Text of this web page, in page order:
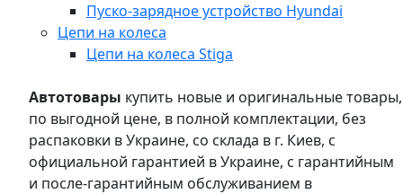
Пуско-зарядное устройство Hyundai
Цепи на колеса
Цепи на колеса Stiga
Автотовары купить новые и оригинальные товары,
по выгодной цене, в полной комплектации, без
распаковки в Украине, со склада в г. Киев, с
официальной гарантией в Украине, с гарантийным
и после-гарантийным обслуживанием в